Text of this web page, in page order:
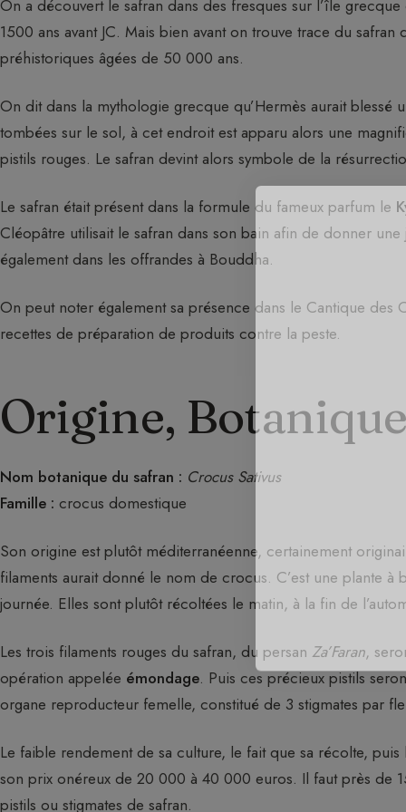
On a découvert le safran dans des fresques sur l’île
1500 ans avant JC. Mais bien avant on trouve trace du
préhistoriques âgées de 50 000 ans.
On dit dans la mythologie grecque qu’Hermès aurait blessé
tombées sur le sol, à cet endroit est apparu alors une
pistils rouges. Le safran devint alors symbole de la
Le safran était présent dans la formule du fameux parfum le
Cléopâtre utilisait le safran dans son bain afin de donner
également dans les offrandes à Bouddha.
On peut noter également sa présence dans le Cantique des
recettes de préparation de produits contre la peste.
Origine,
Nom botanique du safran : Crocus Sativus
Famille : crocus domestique
Son origine est plutôt méditerranéenne, certainement
filaments aurait donné le nom de crocus. C’est une plante
journée. Elles sont plutôt récoltées le matin, à la fin de
Les trois filaments rouges du safran, du persan Za’Faran,
opération appelée émondage. Puis ces précieux pistils
organe reproducteur femelle, constitué de 3 stigmates par
Le faible rendement de sa culture, le fait que sa récolte,
son prix onéreux de 20 000 à 40 000 euros. Il faut près de
pistils ou stigmates de safran.